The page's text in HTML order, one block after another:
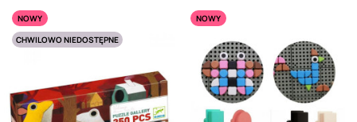
NOWY
CHWILOWO NIEDOSTĘPNE
NOWY